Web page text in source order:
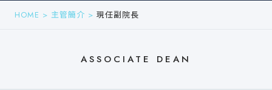
HOME > 主管簡介 > 現任副院長
ASSOCIATE DEAN